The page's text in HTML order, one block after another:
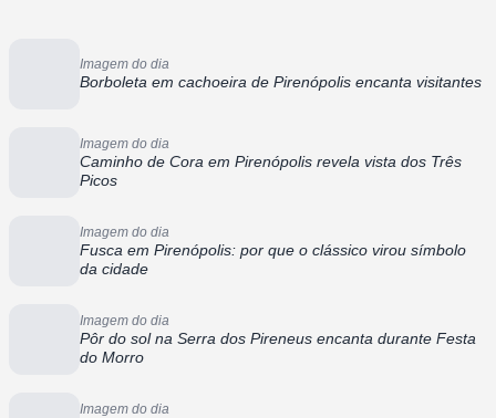
Imagem do dia
Borboleta em cachoeira de Pirenópolis encanta visitantes
Imagem do dia
Caminho de Cora em Pirenópolis revela vista dos Três
Picos
Imagem do dia
Fusca em Pirenópolis: por que o clássico virou símbolo
da cidade
Imagem do dia
Pôr do sol na Serra dos Pireneus encanta durante Festa
do Morro
Imagem do dia